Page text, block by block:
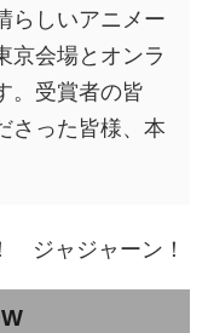
らしいアニメー
京会場とオンラ
。受賞者の皆
さった皆様、本
ジャジャーン！